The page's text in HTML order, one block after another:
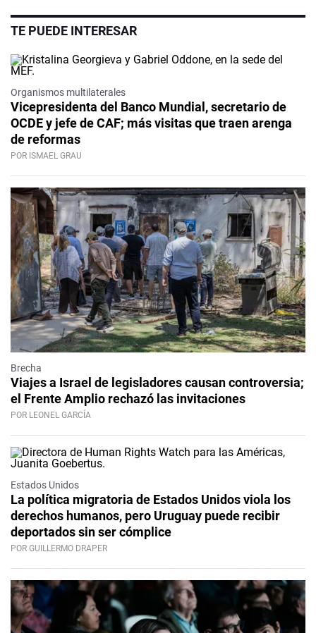
TE PUEDE INTERESAR
Organismos multilaterales
Vicepresidenta del Banco Mundial, secretario de
OCDE y jefe de CAF; más visitas que traen arenga
de reformas
POR ISMAEL GRAU
Brecha
Viajes a Israel de legisladores causan controversia;
el Frente Amplio rechazó las invitaciones
POR LEONEL GARCÍA
Estados Unidos
La política migratoria de Estados Unidos viola los
derechos humanos, pero Uruguay puede recibir
deportados sin ser cómplice
POR GUILLERMO DRAPER